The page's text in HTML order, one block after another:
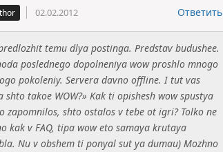
02.02.2012 Ответить
temu dlya postinga. Predstav budushee.
poslednego dopolneniya wow proshlo mnogo
pokoleniy. Servera davno offline. I tut vas
shto takoe WOW?» Kak ti opishesh wow spustya
zapomnilos, shto ostalos v tebe ot igri? Tolko ne
kak v FAQ, tipa wow eto samaya krutaya
Nu v obshem ti ponyal sut ya dumau) Mozhno